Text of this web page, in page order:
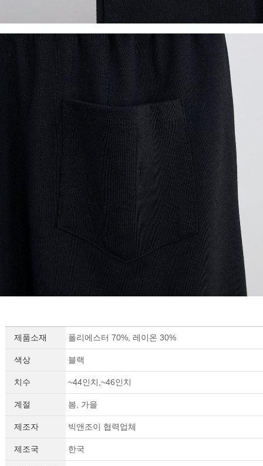
제품소재 폴리에스터 70%, 레이온 30%
색상 블랙
치수 ~44인치,~46인치
계절 봄, 가을
제조자 빅앤조이 협력업체
제조국 한국